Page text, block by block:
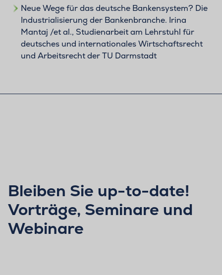
Neue Wege für das deutsche Bankensystem? Die
Industrialisierung der Bankenbranche. Irina
Mantaj /et al., Studienarbeit am Lehrstuhl für
deutsches und internationales Wirtschaftsrecht
und Arbeitsrecht der TU Darmstadt
Bleiben Sie up-to-date!
Vorträge, Seminare und
Webinare